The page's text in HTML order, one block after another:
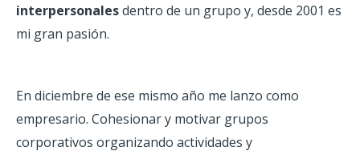
interpersonalesdentro de un grupo y, desde 2001 es
mi gran pasión.
En diciembre de ese mismo año me lanzo como
empresario. Cohesionar y motivar grupos
corporativos organizando actividades y